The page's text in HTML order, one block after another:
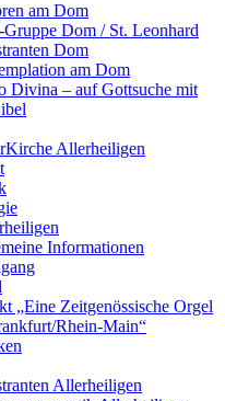
am Dom
Dom / St. Leonhard
Dom
am Dom
Divina – auf Gottsuche mit
Allerheiligen
Informationen
„Eine Zeitgenössische Orgel
Rhein-Main“
Allerheiligen